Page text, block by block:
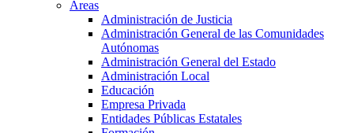
Áreas
Administración de Justicia
Administración General de las Comunidades
Autónomas
Administración General del Estado
Administración Local
Educación
Empresa Privada
Entidades Públicas Estatales